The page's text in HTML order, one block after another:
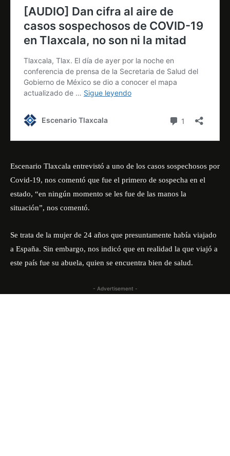
Escenario Tlaxcala entrevistó a uno de los casos sospechosos por
Covid-19, nos comentó que fue el primero de sospecha en el
estado, “en ningún momento se les fue de las manos la
situación”, nos comentó.
Se trata de la mujer de 24 años que presuntamente había viajado
a España. Sin embargo, nos indicó que en realidad la que viajó a
este país fue su abuela, quien se encuentra bien de salud.
- Advertisement -